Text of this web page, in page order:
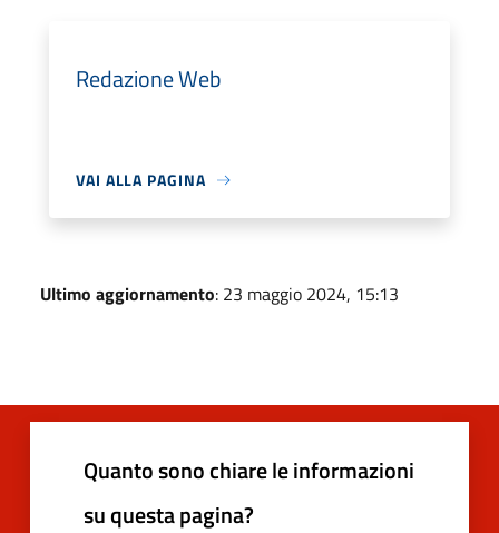
Redazione Web
VAI ALLA PAGINA
Ultimo aggiornamento: 23 maggio 2024, 15:13
Quanto sono chiare le informazioni
su questa pagina?